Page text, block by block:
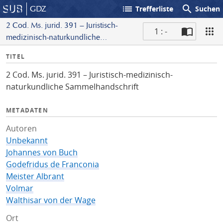
GDZ list Trefferliste search Suchen
2 Cod. Ms. jurid. 391 – Juristisch-
medizinisch-naturkundliche
1 : -
I
f
o
TITEL
2 Cod. Ms. jurid. 391 – Juristisch-medizinisch-
naturkundliche Sammelhandschrift
METADATEN
Autoren
Unbekannt
Johannes von Buch
Godefridus de Franconia
Meister Albrant
Volmar
Walthisar von der Wage
Ort